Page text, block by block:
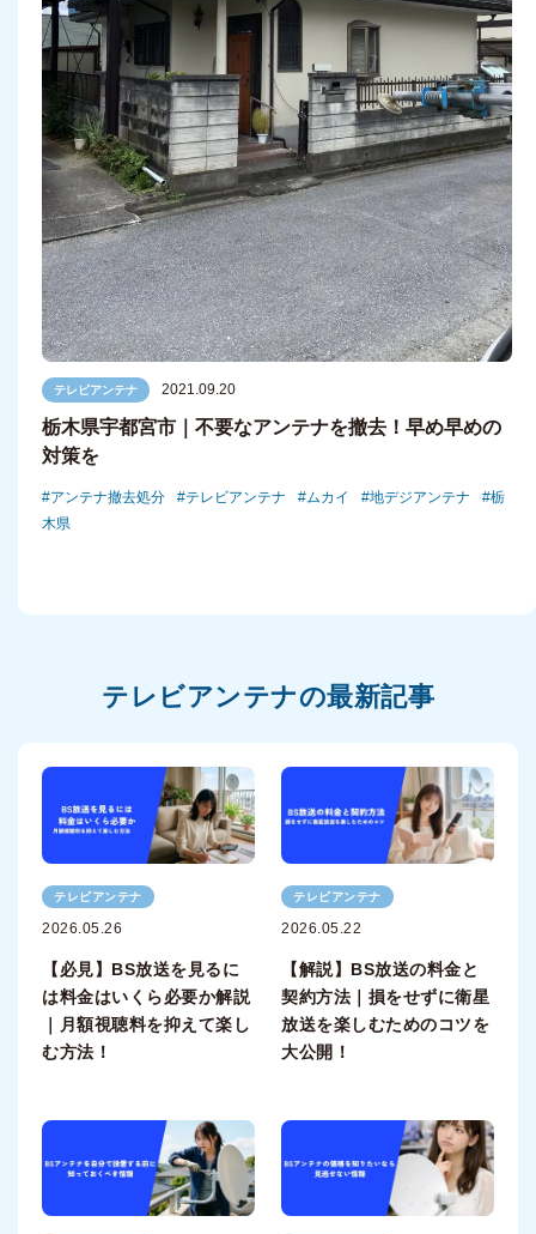
テレビアンテナ 2021.09.20
栃木県宇都宮市｜不要なアンテナを撤去！早め早めの
対策を
アンテナ撤去処分 テレビアンテナ ムカイ 地デジアンテナ
栃
木県
テレビアンテナの最新記事
テレビアンテナ
2026.05.26
【必見】BS放送を見るに
は料金はいくら必要か解説
｜月額視聴料を抑えて楽し
む方法！
テレビアンテナ
2026.05.22
【解説】BS放送の料金と
契約方法｜損をせずに衛星
放送を楽しむためのコツを
大公開！